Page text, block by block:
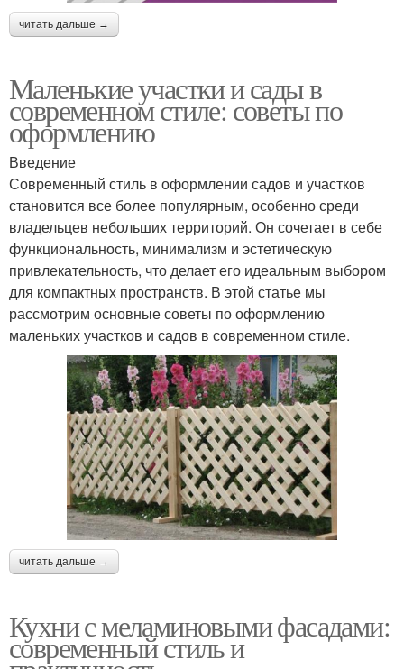
читать дальше →
Маленькие участки и сады в
современном стиле: советы по
оформлению
Введение
Современный стиль в оформлении садов и участков
становится все более популярным, особенно среди
владельцев небольших территорий. Он сочетает в себе
функциональность, минимализм и эстетическую
привлекательность, что делает его идеальным выбором
для компактных пространств. В этой статье мы
рассмотрим основные советы по оформлению
маленьких участков и садов в современном стиле.
читать дальше →
Кухни с меламиновыми фасадами:
современный стиль и